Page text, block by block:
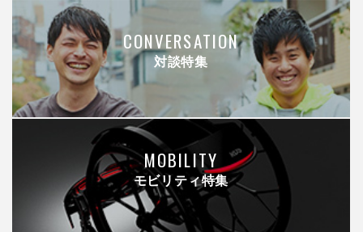
CONVERSATION
対談特集
MOBILITY
モビリティ特集